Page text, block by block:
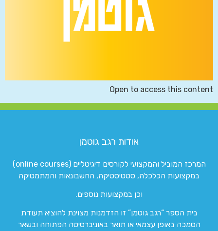
Open to access this content
אודות רגב גוטמן
המרכז המוביל והמקצועי לקורסים דיגיטליים (online courses)
במקצועות הכלכלה, סטטיסטיקה, החשבונאות והמתמטיקה
וכן במקצועות נוספים.
בית הספר “רגב גוטמן” זו הזדמנות מצוינת להוציא תעודת
הסמכה באופן עצמאי או תואר באוניברסיטה הפתוחה ובשאר